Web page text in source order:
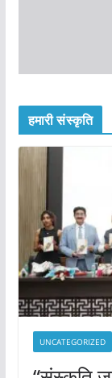
हमारी संस्कृति
UNCATEGORIZED